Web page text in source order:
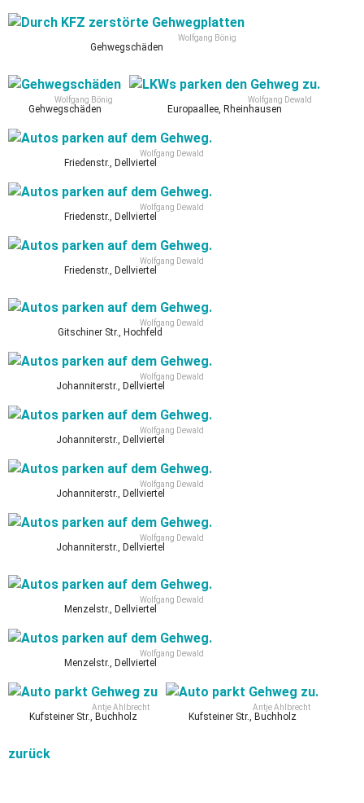
Wolfgang Bönig
Gehwegschäden
Wolfgang Bönig
Gehwegschäden
Wolfgang Dewald
Europaallee, Rheinhausen
Wolfgang Dewald
Friedenstr., Dellviertel
Wolfgang Dewald
Friedenstr., Dellviertel
Wolfgang Dewald
Friedenstr., Dellviertel
Wolfgang Dewald
Gitschiner Str., Hochfeld
Wolfgang Dewald
Johanniterstr., Dellviertel
Wolfgang Dewald
Johanniterstr., Dellviertel
Wolfgang Dewald
Johanniterstr., Dellviertel
Wolfgang Dewald
Johanniterstr., Dellviertel
Wolfgang Dewald
Menzelstr., Dellviertel
Wolfgang Dewald
Menzelstr., Dellviertel
Antje Ahlbrecht
Kufsteiner Str., Buchholz
Antje Ahlbrecht
Kufsteiner Str., Buchholz
zurück